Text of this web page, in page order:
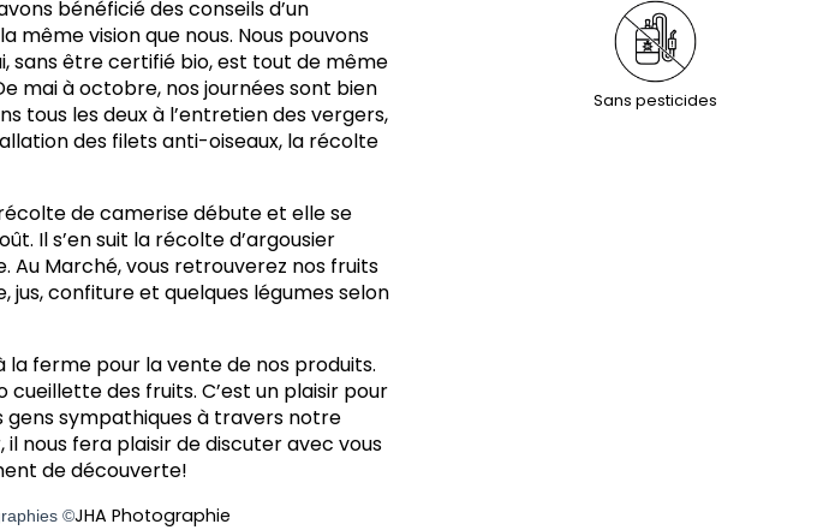
bénéficié des conseils d’un
même vision que nous. Nous pouvons
sans être certifié bio, est tout de même
mai à octobre, nos journées sont bien
tous les deux à l’entretien des vergers,
des filets anti-oiseaux, la récolte
de camerise débute et elle se
Il s’en suit la récolte d’argousier
Au Marché, vous retrouverez nos fruits
jus, confiture et quelques légumes selon
la ferme pour la vente de nos produits.
cueillette des fruits. C’est un plaisir pour
gens sympathiques à travers notre
il nous fera plaisir de discuter avec vous
de découverte!
©JHA Photographie
Sans pesticides